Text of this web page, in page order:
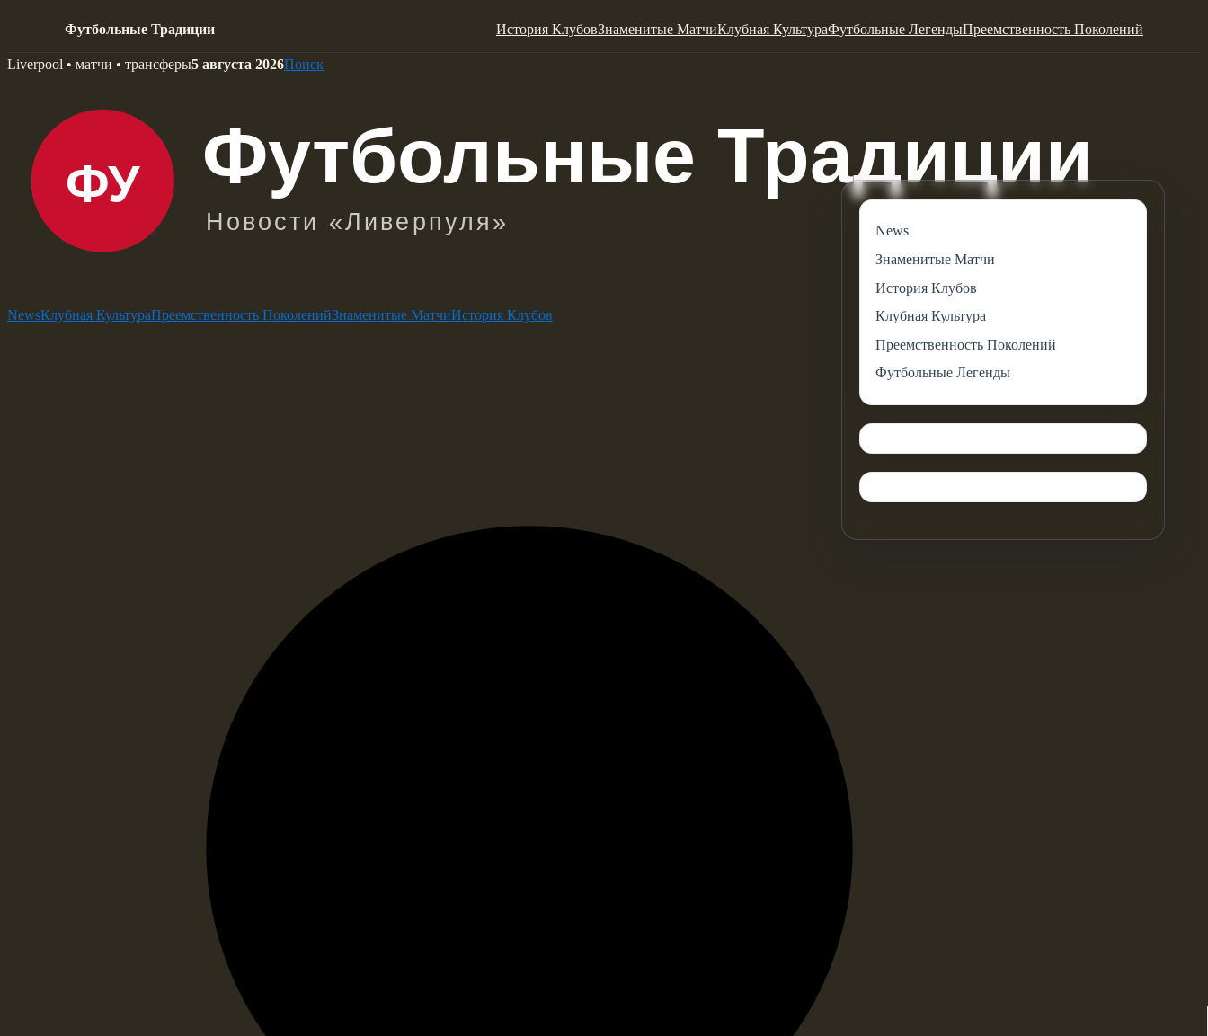
Футбольные Традиции История КлубовЗнаменитые МатчиКлубная КультураФутбольные ЛегендыПреемственность Поколений
Skip
Liverpool • матчи • трансферы5 августа 2026Поиск
NewsКлубная КультураПреемственность ПоколенийЗнаменитые МатчиИстория Клубов
News
Знаменитые Матчи
История Клубов
Клубная Культура
Преемственность Поколений
Футбольные Легенды